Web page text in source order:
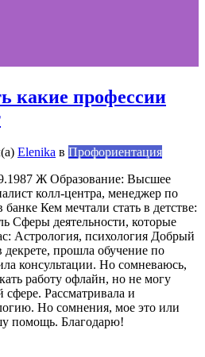
какие профессии
Elenika в Профориентация
Ж Образование: Высшее
колл-центра, менеджер по
Кем мечтали стать в детстве:
Сферы деятельности, которые
Астрология, психология Добрый
декрете, прошла обучение по
консультации. Но сомневаюсь,
работу офлайн, но не могу
сфере. Рассматривала и
Но сомнения, мое это или
помощь. Благодарю!